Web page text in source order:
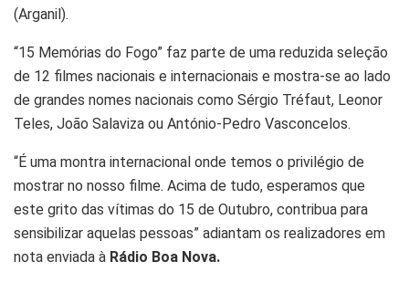
(Arganil).
“15 Memórias do Fogo” faz parte de uma reduzida seleção
de 12 filmes nacionais e internacionais e mostra-se ao lado
de grandes nomes nacionais como Sérgio Tréfaut, Leonor
Teles, João Salaviza ou António-Pedro Vasconcelos.
“É uma montra internacional onde temos o privilégio de
mostrar no nosso filme. Acima de tudo, esperamos que
este grito das vítimas do 15 de Outubro, contribua para
sensibilizar aquelas pessoas” adiantam os realizadores em
nota enviada à Rádio Boa Nova.